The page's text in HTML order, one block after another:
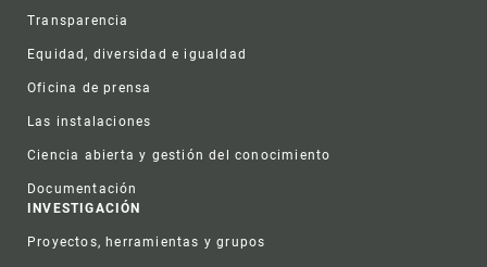
Transparencia
Equidad, diversidad e igualdad
Oficina de prensa
Las instalaciones
Ciencia abierta y gestión del conocimiento
Documentación
INVESTIGACIÓN
Proyectos, herramientas y grupos